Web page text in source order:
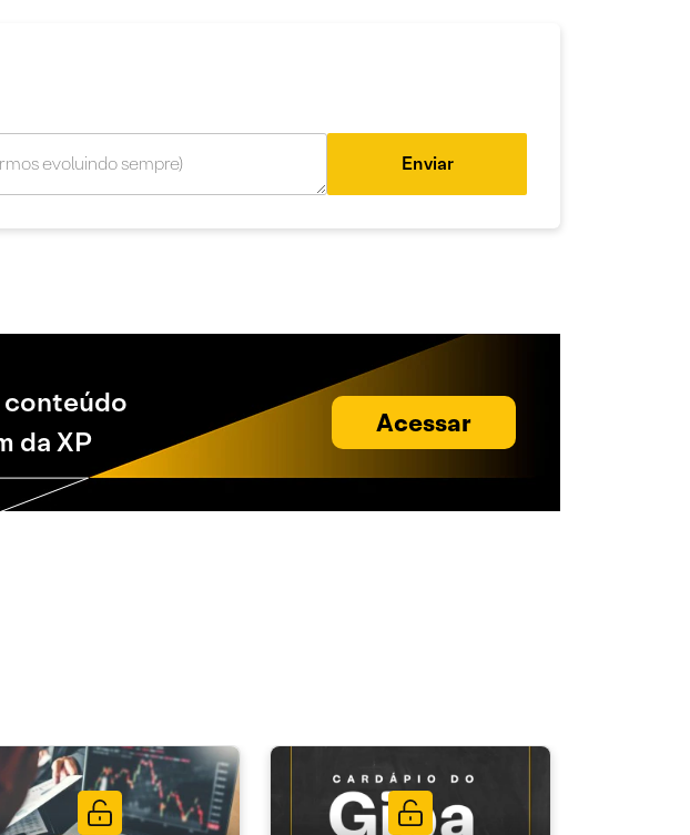
Enviar
conteúdo
da XP
Acessar